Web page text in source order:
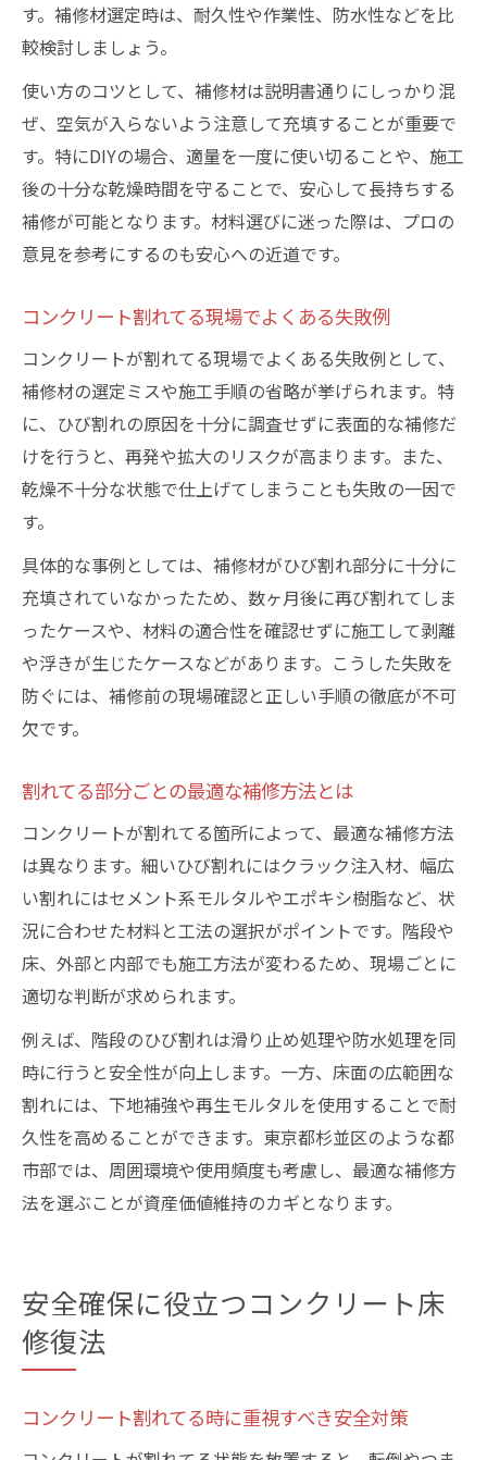
す。補修材選定時は、耐久性や作業性、防水性などを比
較検討しましょう。
使い方のコツとして、補修材は説明書通りにしっかり混
ぜ、空気が入らないよう注意して充填することが重要で
す。特にDIYの場合、適量を一度に使い切ることや、施工
後の十分な乾燥時間を守ることで、安心して長持ちする
補修が可能となります。材料選びに迷った際は、プロの
意見を参考にするのも安心への近道です。
コンクリート割れてる現場でよくある失敗例
コンクリートが割れてる現場でよくある失敗例として、
補修材の選定ミスや施工手順の省略が挙げられます。特
に、ひび割れの原因を十分に調査せずに表面的な補修だ
けを行うと、再発や拡大のリスクが高まります。また、
乾燥不十分な状態で仕上げてしまうことも失敗の一因で
す。
具体的な事例としては、補修材がひび割れ部分に十分に
充填されていなかったため、数ヶ月後に再び割れてしま
ったケースや、材料の適合性を確認せずに施工して剥離
や浮きが生じたケースなどがあります。こうした失敗を
防ぐには、補修前の現場確認と正しい手順の徹底が不可
欠です。
割れてる部分ごとの最適な補修方法とは
コンクリートが割れてる箇所によって、最適な補修方法
は異なります。細いひび割れにはクラック注入材、幅広
い割れにはセメント系モルタルやエポキシ樹脂など、状
況に合わせた材料と工法の選択がポイントです。階段や
床、外部と内部でも施工方法が変わるため、現場ごとに
適切な判断が求められます。
例えば、階段のひび割れは滑り止め処理や防水処理を同
時に行うと安全性が向上します。一方、床面の広範囲な
割れには、下地補強や再生モルタルを使用することで耐
久性を高めることができます。東京都杉並区のような都
市部では、周囲環境や使用頻度も考慮し、最適な補修方
法を選ぶことが資産価値維持のカギとなります。
安全確保に役立つコンクリート床
修復法
コンクリート割れてる時に重視すべき安全対策